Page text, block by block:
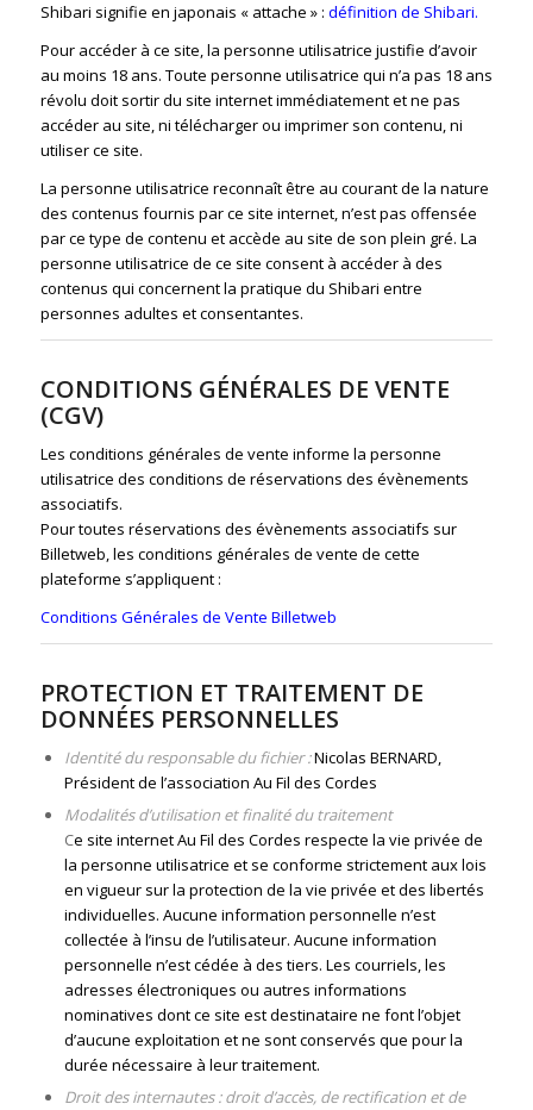
Shibari signifie en japonais « attache » : définition de Shibari.
Pour accéder à ce site, la personne utilisatrice justifie d’avoir
au moins 18 ans. Toute personne utilisatrice qui n’a pas 18 ans
révolu doit sortir du site internet immédiatement et ne pas
accéder au site, ni télécharger ou imprimer son contenu, ni
utiliser ce site.
La personne utilisatrice reconnaît être au courant de la nature
des contenus fournis par ce site internet, n’est pas offensée
par ce type de contenu et accède au site de son plein gré. La
personne utilisatrice de ce site consent à accéder à des
contenus qui concernent la pratique du Shibari entre
personnes adultes et consentantes.
CONDITIONS GÉNÉRALES DE VENTE
(CGV)
Les conditions générales de vente informe la personne
utilisatrice des conditions de réservations des évènements
associatifs.
Pour toutes réservations des évènements associatifs sur
Billetweb, les conditions générales de vente de cette
plateforme s’appliquent :
Conditions Générales de Vente Billetweb
PROTECTION ET TRAITEMENT DE
DONNÉES PERSONNELLES
Identité du responsable du fichier :Nicolas BERNARD,
Président de l’association Au Fil des Cordes
Modalités d’utilisation et finalité du traitement
Ce site internet Au Fil des Cordes respecte la vie privée de
la personne utilisatrice et se conforme strictement aux lois
en vigueur sur la protection de la vie privée et des libertés
individuelles. Aucune information personnelle n’est
collectée à l’insu de l’utilisateur. Aucune information
personnelle n’est cédée à des tiers. Les courriels, les
adresses électroniques ou autres informations
nominatives dont ce site est destinataire ne font l’objet
d’aucune exploitation et ne sont conservés que pour la
durée nécessaire à leur traitement.
Droit des internautes : droit d’accès, de rectification et de